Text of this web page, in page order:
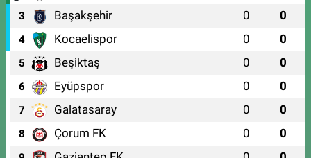
3 Başakşehir 0 0
4 Kocaelispor 0 0
5 Beşiktaş 0 0
6 Eyüpspor 0 0
7 Galatasaray 0 0
8 Çorum FK 0 0